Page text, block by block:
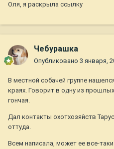
Оля, я раскрыла ссылку
Чебурашка
Опубликовано 3 января,
В местной собачей группе
краях. Говорит в одну из
гончая.
Дал контакты охотхозяйств
оттуда.
Всем написала, может ее все-